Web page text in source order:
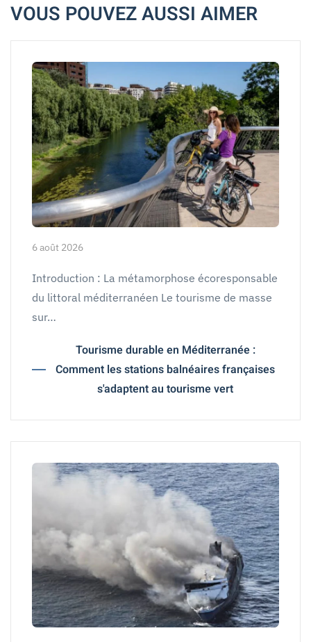
VOUS POUVEZ AUSSI AIMER
6 août 2026
Introduction : La métamorphose écoresponsable
du littoral méditerranéen Le tourisme de masse
sur…
Tourisme durable en Méditerranée :
Comment les stations balnéaires françaises
s'adaptent au tourisme vert